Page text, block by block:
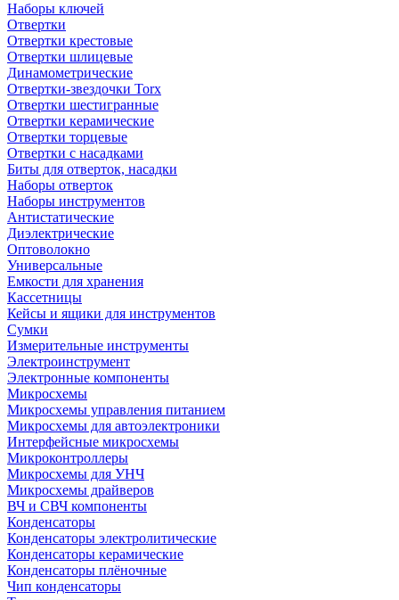
Наборы ключей
Отвертки
Отвертки крестовые
Отвертки шлицевые
Динамометрические
Отвертки-звездочки Torx
Отвертки шестигранные
Отвертки керамические
Отвертки торцевые
Отвертки с насадками
Биты для отверток, насадки
Наборы отверток
Наборы инструментов
Антистатические
Диэлектрические
Оптоволокно
Универсальные
Емкости для хранения
Кассетницы
Кейсы и ящики для инструментов
Сумки
Измерительные инструменты
Электроинструмент
Электронные компоненты
Микросхемы
Микросхемы управления питанием
Микросхемы для автоэлектроники
Интерфейсные микросхемы
Микроконтроллеры
Микросхемы для УНЧ
Микросхемы драйверов
ВЧ и СВЧ компоненты
Конденсаторы
Конденсаторы электролитические
Конденсаторы керамические
Конденсаторы плёночные
Чип конденсаторы